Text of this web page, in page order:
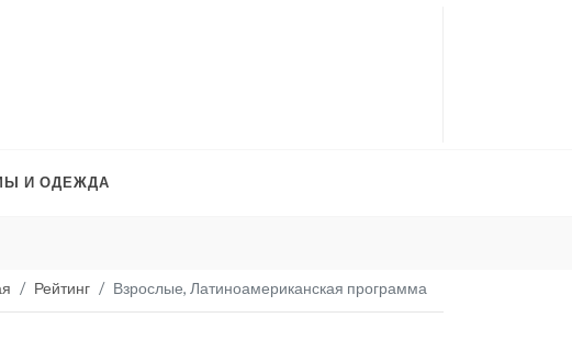
И ОДЕЖДА
Рейтинг Взрослые, Латиноамериканская программа